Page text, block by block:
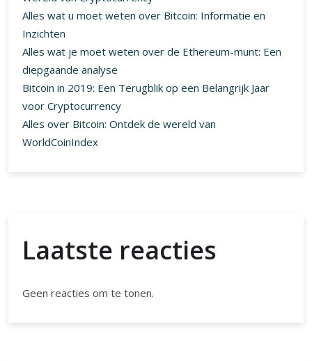
Alles wat u moet weten over Bitcoin: Informatie en
Inzichten
Alles wat je moet weten over de Ethereum-munt: Een
diepgaande analyse
Bitcoin in 2019: Een Terugblik op een Belangrijk Jaar
voor Cryptocurrency
Alles over Bitcoin: Ontdek de wereld van
WorldCoinIndex
Laatste reacties
Geen reacties om te tonen.